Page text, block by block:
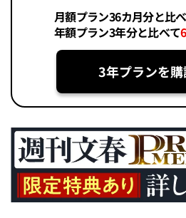
月額プラン36カ月分と比
年額プラン3年分と比べて
3年プランを